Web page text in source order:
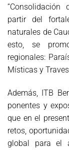
partir del
naturales de
esto, se
regionales:
Místicas y
Además, ITB
ponentes y
que en el
retos,
global para el